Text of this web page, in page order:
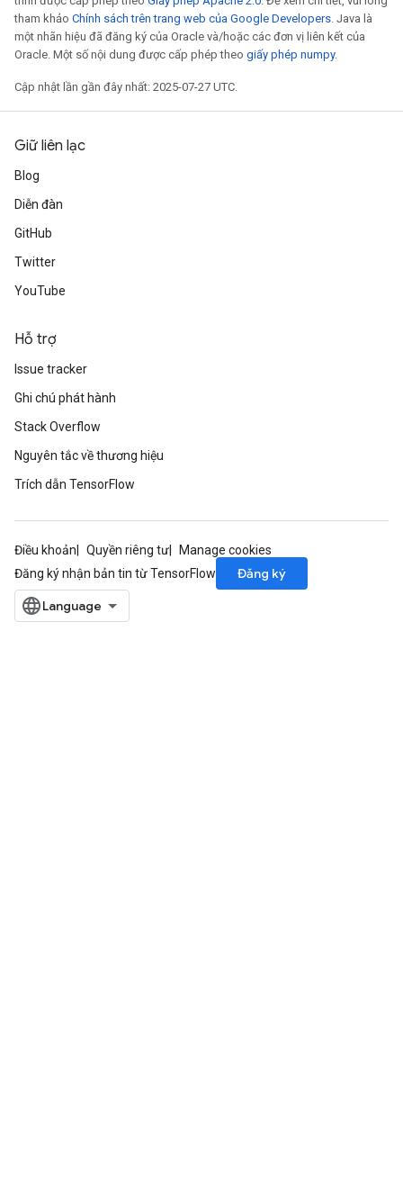
tham khảo Chính sách trên trang web của Google Developers. Java là
một nhãn hiệu đã đăng ký của Oracle và/hoặc các đơn vị liên kết của
Oracle. Một số nội dung được cấp phép theo giấy phép numpy.
Cập nhật lần gần đây nhất: 2025-07-27 UTC.
Giữ liên lạc
Blog
Diễn đàn
GitHub
Twitter
YouTube
Hỗ trợ
Issue tracker
Ghi chú phát hành
Stack Overflow
Nguyên tắc về thương hiệu
Trích dẫn TensorFlow
Điều khoản Quyền riêng tư
Manage cookies
Đăng ký nhận bản tin từ TensorFlow
Đăng ký